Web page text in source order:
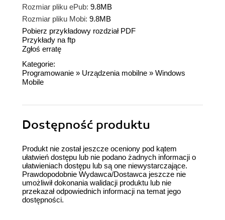
Rozmiar pliku ePub: 9.8MB
Rozmiar pliku Mobi: 9.8MB
Pobierz przykładowy rozdział PDF
Przykłady na ftp
Zgłoś erratę
Kategorie:
Programowanie » Urządzenia mobilne » Windows
Mobile
Dostępność produktu
Produkt nie został jeszcze oceniony pod kątem
ułatwień dostępu lub nie podano żadnych informacji o
ułatwieniach dostępu lub są one niewystarczające.
Prawdopodobnie Wydawca/Dostawca jeszcze nie
umożliwił dokonania walidacji produktu lub nie
przekazał odpowiednich informacji na temat jego
dostępności.